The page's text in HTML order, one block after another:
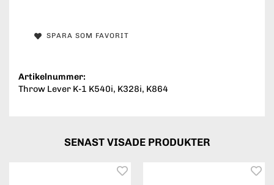
SPARA SOM FAVORIT
Artikelnummer:
Throw Lever K-1 K540i, K328i, K864
SENAST VISADE PRODUKTER